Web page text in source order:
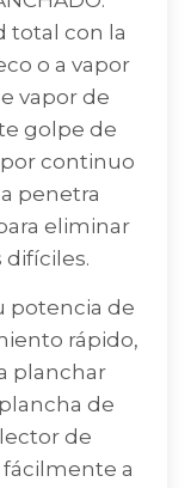
total con la
o a vapor
vapor de
golpe de
continuo
penetra
eliminar
difíciles.
potencia de
rápido,
planchar
de
de
a